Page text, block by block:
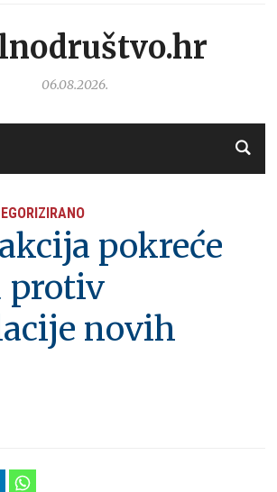
06.08.2026.
pokreće
protiv
novih